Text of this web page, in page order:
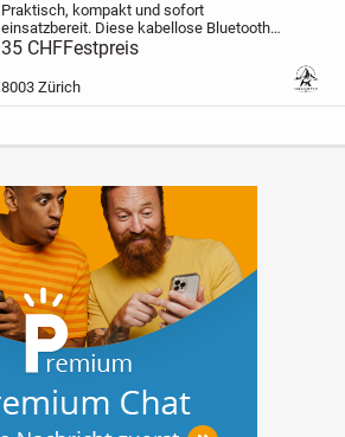
Praktisch, kompakt und sofort
einsatzbereit. Diese kabellose Bluetooth
Tastatur mit deutschem QWERTZ Layout
ist die ideale Lösung für alle, die bequem
auf Tablet, Smartphone, iPad, Laptop oder
35 CHFFestpreis
8003 Zürich